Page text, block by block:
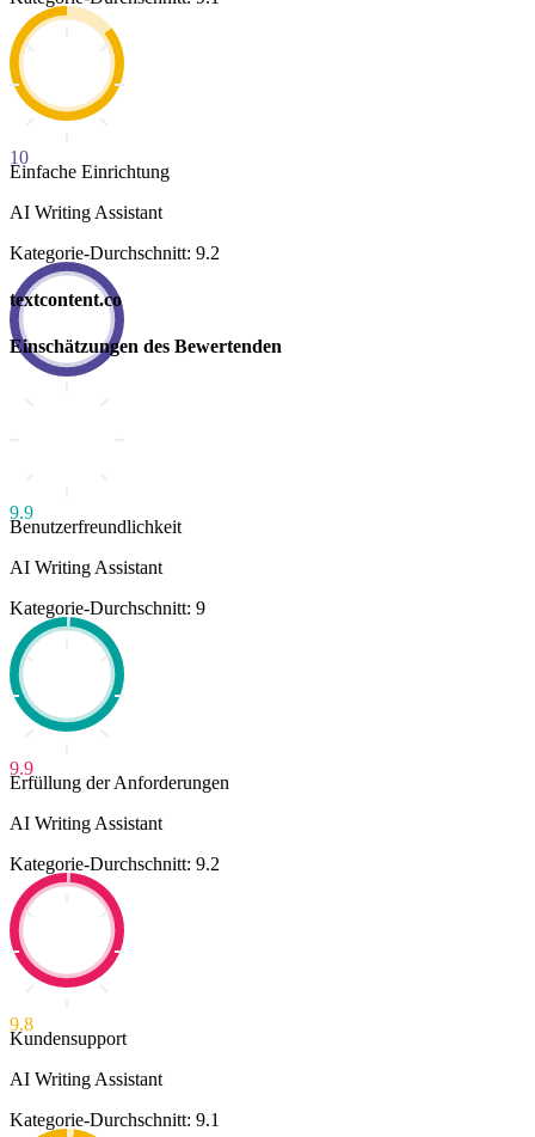
10
Einfache Einrichtung
AI Writing Assistant
Kategorie-Durchschnitt: 9.2
textcontent.co
Einschätzungen des Bewertenden
9.9
Benutzerfreundlichkeit
AI Writing Assistant
Kategorie-Durchschnitt: 9
9.9
Erfüllung der Anforderungen
AI Writing Assistant
Kategorie-Durchschnitt: 9.2
9.8
Kundensupport
AI Writing Assistant
Kategorie-Durchschnitt: 9.1